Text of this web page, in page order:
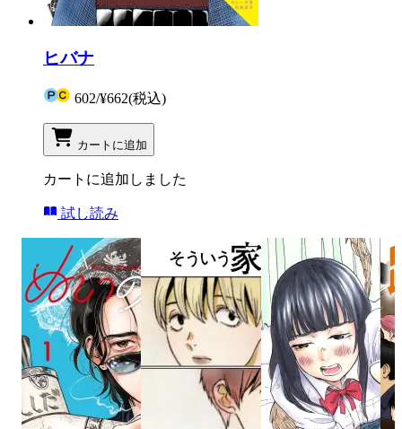
ヒバナ
602/¥662(税込)
カートに追加
カートに追加しました
試し読み